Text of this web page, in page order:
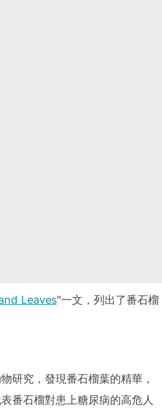
Leaves"一文，列出了番石榴
研究，發現番石榴葉的精華，
番石榴對患上糖尿病的高危人